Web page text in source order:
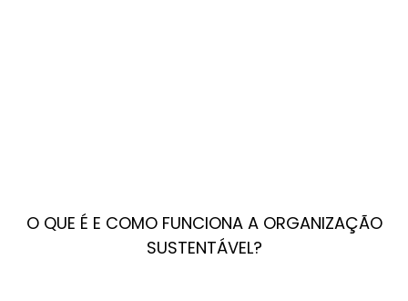
O QUE É E COMO FUNCIONA A ORGANIZAÇÃO
SUSTENTÁVEL?